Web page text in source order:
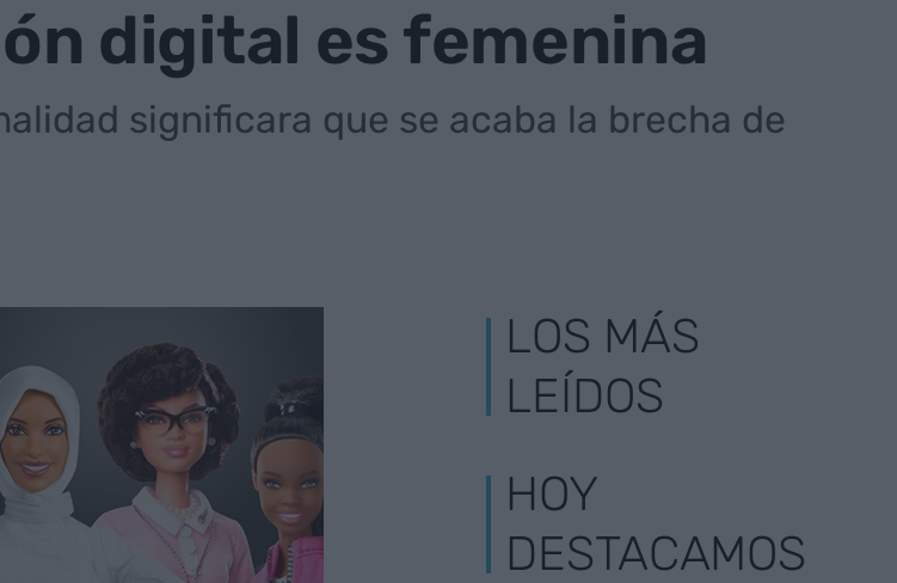
digital es femenina
significara que se acaba la brecha de
LOS MÁS
LEÍDOS
HOY
DESTACAMOS